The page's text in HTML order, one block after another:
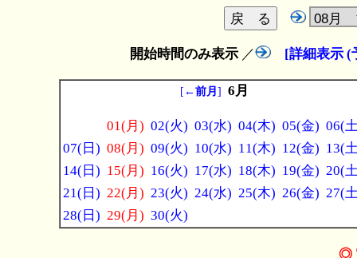
開始時間のみ表示 ／ [詳細表示 (
[ ←前月 ] 6月
01(月) 02(火) 03(水) 04(木) 05(金) 06(
07(日) 08(月) 09(火) 10(水) 11(木) 12(金) 13(
14(日) 15(月) 16(火) 17(水) 18(木) 19(金) 20(
21(日) 22(月) 23(火) 24(水) 25(木) 26(金) 27(
28(日) 29(月) 30(火)
◎